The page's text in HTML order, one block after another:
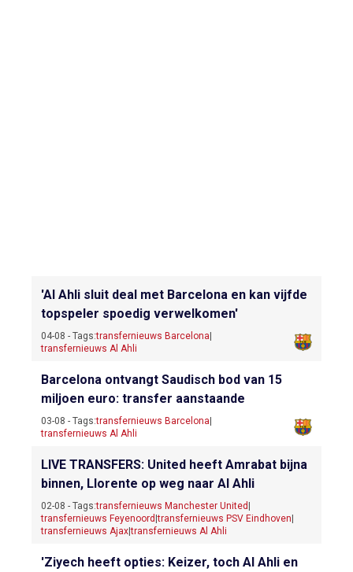
'Al Ahli sluit deal met Barcelona en kan vijfde
topspeler spoedig verwelkomen'
04-08 - Tags:transfernieuws Barcelona
transfernieuws Al Ahli
Barcelona ontvangt Saudisch bod van 15
miljoen euro: transfer aanstaande
03-08 - Tags:transfernieuws Barcelona
transfernieuws Al Ahli
LIVE TRANSFERS: United heeft Amrabat bijna
binnen, Llorente op weg naar Al Ahli
02-08 - Tags:transfernieuws Manchester United
transfernieuws Feyenoord |transfernieuws PSV Eindhoven
transfernieuws Ajax|transfernieuws Al Ahli
'Ziyech heeft opties: Keizer, toch Al Ahli en